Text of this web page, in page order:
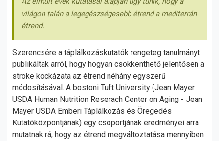
világon talán a legegészségesebb étrend a mediterrán
étrend.
Szerencsére a táplálkozáskutatók rengeteg tanulmányt
publikáltak arról, hogy hogyan csökkenthető jelentősen a
stroke kockázata az étrend néhány egyszerű
módosításával. A bostoni Tuft University (Jean Mayer
USDA Human Nutrition Reserach Center on Aging - Jean
Mayer USDA Emberi Táplálkozás és Öregedés
Kutatóközpontjának) egy csoportjának eredményei arra
mutatnak rá, hogy az étrend megváltoztatása mennyiben